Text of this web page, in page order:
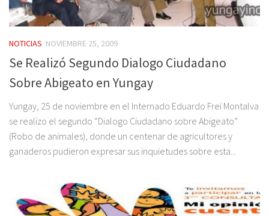
NOTICIAS NOVIEMBRE 25, 2009
Se Realizó Segundo Dialogo Ciudadano
Sobre Abigeato en Yungay
Yungay, 25 de noviembre en el Internado Eduardo Frei Montalva
se realizo el segundo “Dialogo Ciudadano sobre Abigeato”
(Robo de animales), donde un centenar de agricultores y
ganaderos pudieron expresar sus inquietudes sobre esta...